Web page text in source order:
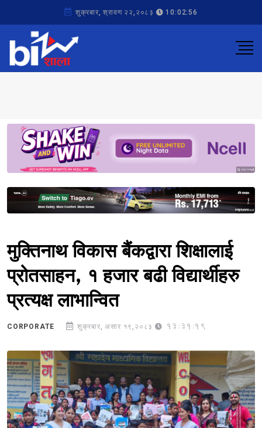
शुक्रबार, श्रावण २२,२०८३ 10:02:56
Sponsored
Sponsored
मुक्तिनाथ विकास बैंकद्वारा शिक्षालाई
प्रोतसाहन, १ हजार बढी विद्यार्थीहरु
प्रत्यक्ष लाभान्वित
CORPORATE शुक्रबार, असार १९,२०८३ 13:31:19